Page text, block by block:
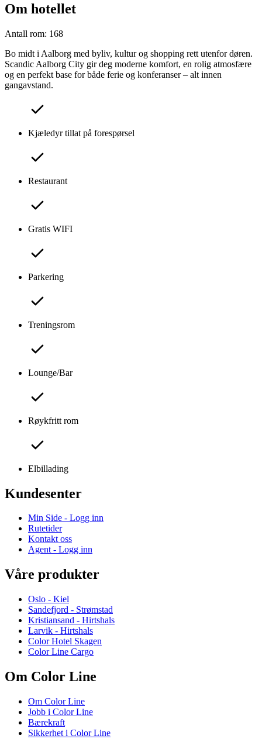
Om hotellet
Antall rom: 168
Bo midt i Aalborg med byliv, kultur og shopping rett utenfor døren.
Scandic Aalborg City gir deg moderne komfort, en rolig atmosfære
og en perfekt base for både ferie og konferanser – alt innen
gangavstand.
Kjæledyr tillat på forespørsel
Restaurant
Gratis WIFI
Parkering
Treningsrom
Lounge/Bar
Røykfritt rom
Elbillading
Kundesenter
Min Side - Logg inn
Rutetider
Kontakt oss
Agent - Logg inn
Våre produkter
Oslo - Kiel
Sandefjord - Strømstad
Kristiansand - Hirtshals
Larvik - Hirtshals
Color Hotel Skagen
Color Line Cargo
Om Color Line
Om Color Line
Jobb i Color Line
Bærekraft
Sikkerhet i Color Line